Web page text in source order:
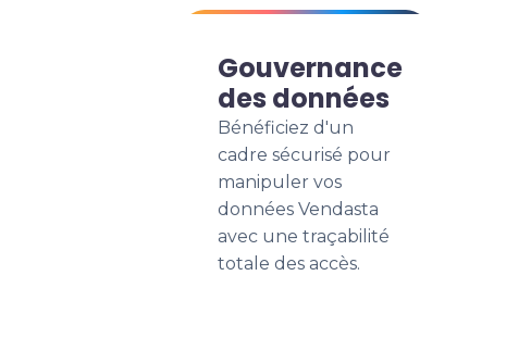
Gouvernance
des données
Bénéficiez d'un
cadre sécurisé pour
manipuler vos
données Vendasta
avec une traçabilité
totale des accès.